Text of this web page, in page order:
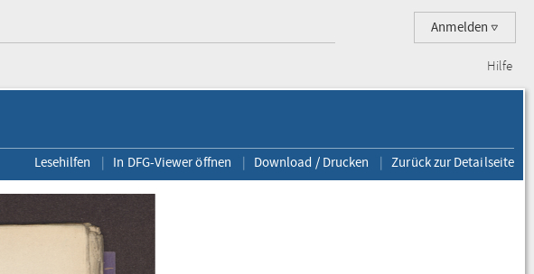
Anmelden
Hilfe
Lesehilfen In DFG-Viewer öffnen Download / Drucken Zurück zur Detailseite